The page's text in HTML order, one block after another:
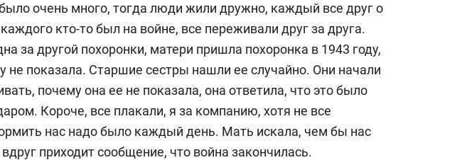
очень много, тогда люди жили дружно, каждый все друг о
кто-то был на войне, все переживали друг за друга.
за другой похоронки, матери пришла похоронка в 1943 году,
не показала. Старшие сестры нашли ее случайно. Они начали
почему она ее не показала, она ответила, что это было
Короче, все плакали, я за компанию, хотя не все
нас надо было каждый день. Мать искала, чем бы нас
приходит сообщение, что война закончилась.
150 камер до квартиры и Face
ID вместо ключа: какой будет
безопасность в ЖК «Нова»
Опыт выживания в дикой
природе, работа
с ментальным и физическим
состоянием как основа
антихрупких команд